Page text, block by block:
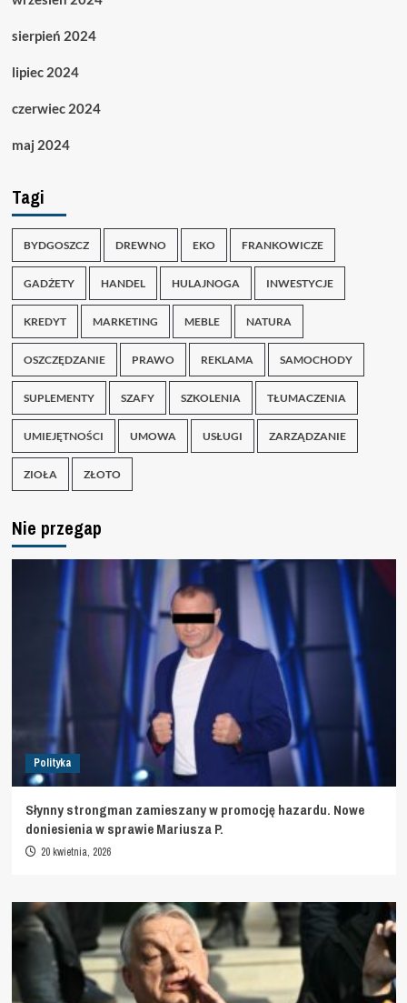
sierpień 2024
lipiec 2024
czerwiec 2024
maj 2024
Tagi
BYDGOSZCZ DREWNO EKO FRANKOWICZE
GADŻETY HANDEL HULAJNOGA INWESTYCJE
KREDYT MARKETING MEBLE NATURA
OSZCZĘDZANIE PRAWO REKLAMA SAMOCHODY
SUPLEMENTY SZAFY SZKOLENIA TŁUMACZENIA
UMIEJĘTNOŚCI UMOWA USŁUGI ZARZĄDZANIE
ZIOŁA ZŁOTO
Nie przegap
Polityka
Słynny strongman zamieszany w promocję hazardu. Nowe
doniesienia w sprawie Mariusza P.
20 kwietnia, 2026